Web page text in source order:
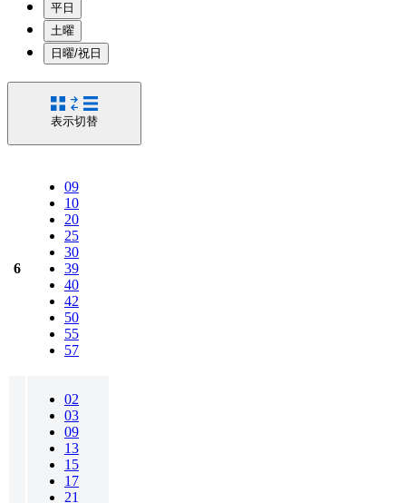
平日
土曜
日曜/祝日
表示切替
6
09
10
20
25
30
39
40
42
50
55
57
02
03
09
13
15
17
21